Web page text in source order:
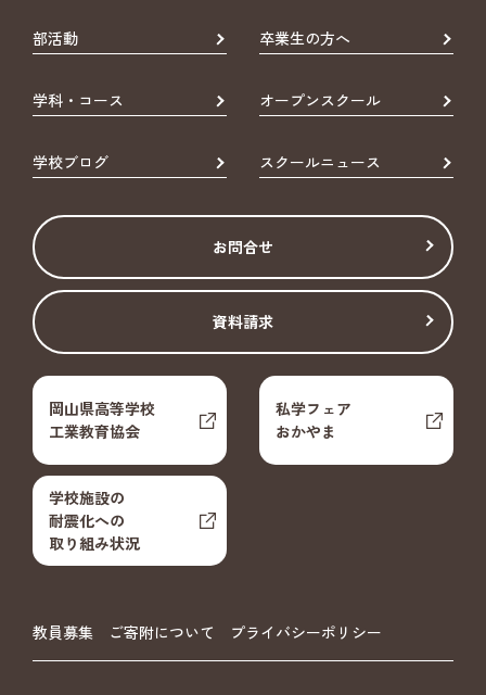
部活動 卒業生の方へ
学科・コース オープンスクール
学校ブログ スクールニュース
お問合せ
資料請求
岡山県高等学校
工業教育協会
私学フェア
おかやま
学校施設の
耐震化への
取り組み状況
教員募集 ご寄附について プライバシーポリシー